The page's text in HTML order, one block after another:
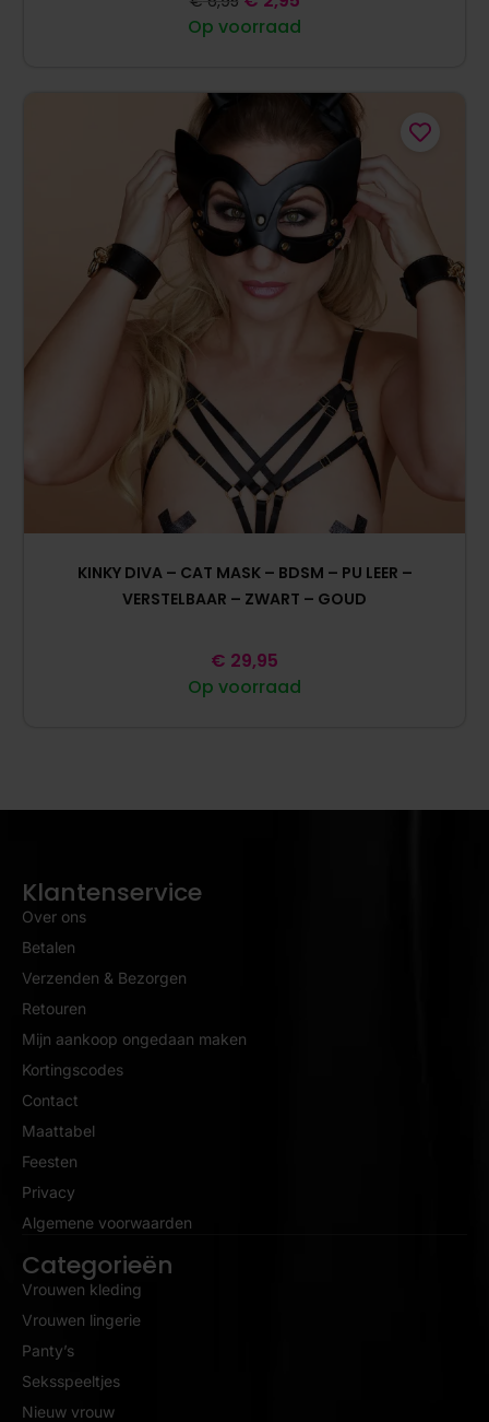
Op voorraad
KINKY DIVA – CAT MASK – BDSM – PU LEER –
VERSTELBAAR – ZWART – GOUD
Op voorraad
€ 29,95
Klantenservice
Over ons
Betalen
Verzenden & Bezorgen
Retouren
Mijn aankoop ongedaan maken
Kortingscodes
Contact
Maattabel
Feesten
Privacy
Algemene voorwaarden
Categorieën
Vrouwen kleding
Vrouwen lingerie
Panty’s
Seksspeeltjes
Nieuw vrouw